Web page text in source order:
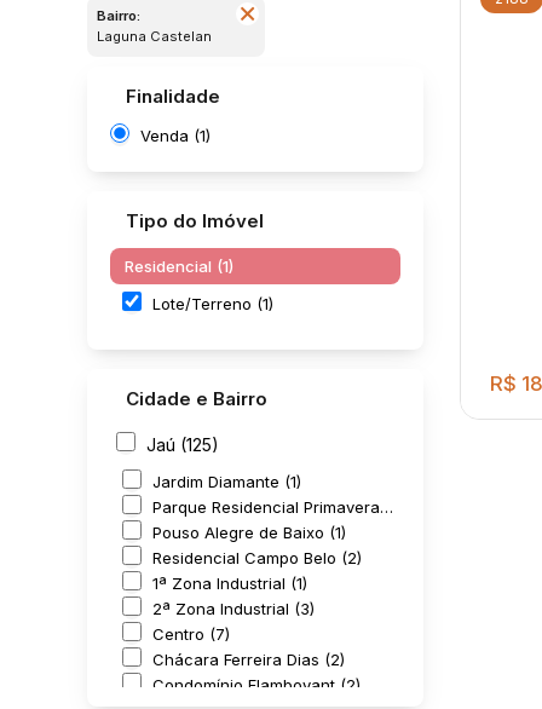
Bairro:
Laguna Castelan
Finalidade
Venda (1)
Tipo do Imóvel
Residencial (1)
Lote/Terreno (1)
Cidade e Bairro
Jaú (125)
Jardim Diamante (1)
Parque Residencial Primavera (1)
Pouso Alegre de Baixo (1)
Residencial Campo Belo (2)
1ª Zona Industrial (1)
2ª Zona Industrial (3)
Centro (7)
Chácara Ferreira Dias (2)
Condomínio Flamboyant (2)
R$